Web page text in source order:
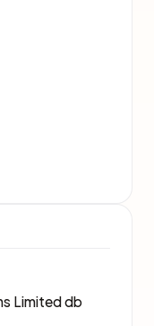
Limited db